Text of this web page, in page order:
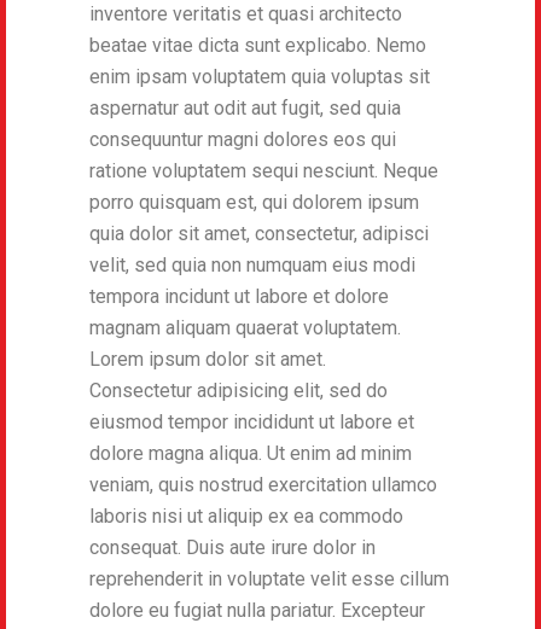
inventore veritatis et quasi architecto
beatae vitae dicta sunt explicabo. Nemo
enim ipsam voluptatem quia voluptas sit
aspernatur aut odit aut fugit, sed quia
consequuntur magni dolores eos qui
ratione voluptatem sequi nesciunt. Neque
porro quisquam est, qui dolorem ipsum
quia dolor sit amet, consectetur, adipisci
velit, sed quia non numquam eius modi
tempora incidunt ut labore et dolore
magnam aliquam quaerat voluptatem.
Lorem ipsum dolor sit amet.
Consectetur adipisicing elit, sed do
eiusmod tempor incididunt ut labore et
dolore magna aliqua. Ut enim ad minim
veniam, quis nostrud exercitation ullamco
laboris nisi ut aliquip ex ea commodo
consequat. Duis aute irure dolor in
reprehenderit in voluptate velit esse cillum
dolore eu fugiat nulla pariatur. Excepteur